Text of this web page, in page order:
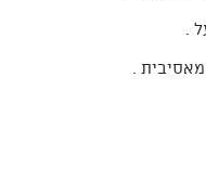
.
.